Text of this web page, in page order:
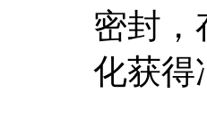
密封，
化获得